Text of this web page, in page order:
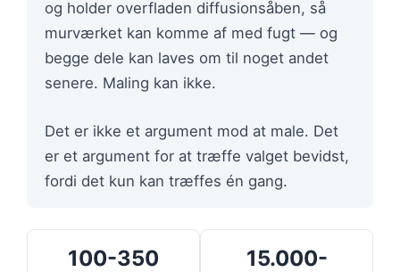
og holder overfladen diffusionsåben, så
murværket kan komme af med fugt — og
begge dele kan laves om til noget andet
senere. Maling kan ikke.
Det er ikke et argument mod at male. Det
er et argument for at træffe valget bevidst,
fordi det kun kan træffes én gang.
100-350
15.000-